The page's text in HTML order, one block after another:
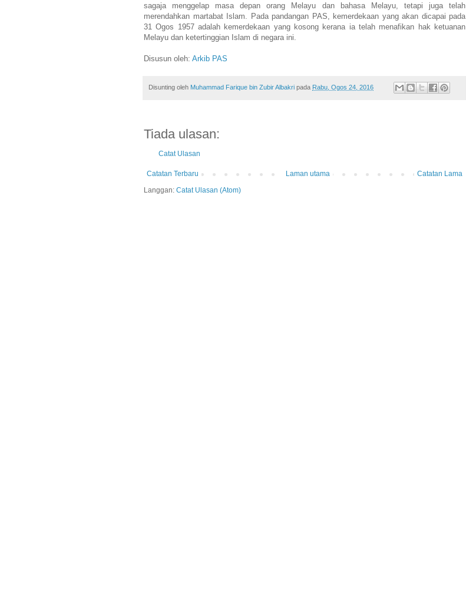
sagaja menggelap masa depan orang Melayu dan bahasa Melayu, tetapi juga telah
merendahkan martabat Islam. Pada pandangan PAS, kemerdekaan yang akan dicapai pada
31 Ogos 1957 adalah kemerdekaan yang kosong kerana ia telah menafikan hak ketuanan
Melayu dan ketertinggian Islam di negara ini.
Disusun oleh: Arkib PAS
Disunting oleh Muhammad Farique bin Zubir Albakri pada Rabu, Ogos 24, 2016
Tiada ulasan:
Catat Ulasan
Catatan Terbaru Catatan Lama
Laman utama
Langgan: Catat Ulasan (Atom)